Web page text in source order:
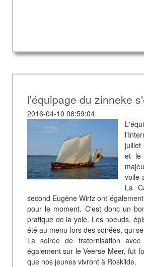
l'équipage du zinneke
2016-04-10 06:59:04
juillet
et le
voile
La
second Eugène Wirtz ont
pour le moment. C'est donc un
pratique de la yole. Les noeuds,
été au menu lors des soirées, qui
La soirée de fraternisation
également sur le Veerse Meer, fut
que nos jeunes vivront à Roskilde.